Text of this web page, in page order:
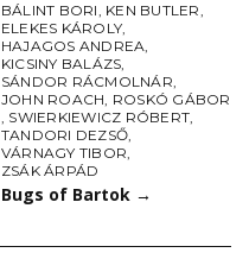
BÁLINT BORI, KEN BUTLER,
ELEKES KÁROLY,
HAJAGOS ANDREA,
KICSINY BALÁZS,
SÁNDOR RÁCMOLNÁR,
JOHN ROACH, ROSKÓ GÁBOR
, SWIERKIEWICZ RÓBERT,
TANDORI DEZSŐ,
VÁRNAGY TIBOR,
ZSÁK ÁRPÁD
Bugs of Bartok →